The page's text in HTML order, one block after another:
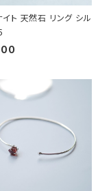
イト 天然石 リング シル